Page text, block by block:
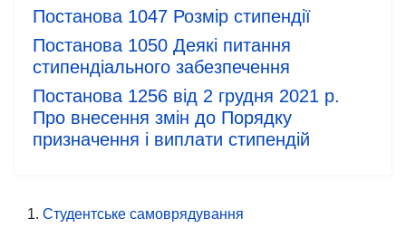
Постанова 1047 Розмір стипендії
Постанова 1050 Деякі питання
стипендіального забезпечення
Постанова 1256 від 2 грудня 2021 р.
Про внесення змін до Порядку
призначення і виплати стипендій
Студентське самоврядування